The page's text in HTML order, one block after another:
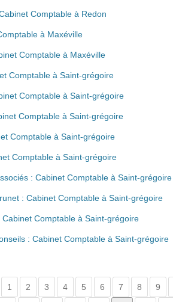
Comptable à Redon
à Maxéville
Comptable à Maxéville
Comptable à Saint-grégoire
Comptable à Saint-grégoire
Comptable à Saint-grégoire
Comptable à Saint-grégoire
Comptable à Saint-grégoire
: Cabinet Comptable à Saint-grégoire
: Cabinet Comptable à Saint-grégoire
Comptable à Saint-grégoire
: Cabinet Comptable à Saint-grégoire
1 2 3 4 5 6 7 8 9